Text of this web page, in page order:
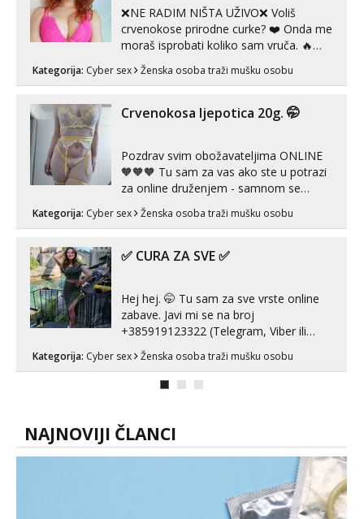
❌NE RADIM NIŠTA UŽIVO❌ Voliš
crvenokose prirodne curke? ❤️ Onda me
moraš isprobati koliko sam vruča.‎ ️‍🔥
MLADA vražica koja ima 100%
prorodne grudi, 💦 Misli su mi uvijek
U mojoj raznolikoj ponudi možeš
Kategorija: Cyber sex Ženska osoba traži mušku osobu
Crvenokosa ljepotica 20g. 🤭
Pozdrav svim obožavateljima ONLINE
🧡🧡🧡 Tu sam za vas ako ste u potrazi
za online druženjem - samnom se
možete zabaviti preko videopoziva, ili
ako vam nisam dovoljna radim i u paru i
😉 Radim i vruća tipkanja uz slike i hot
Kategorija: Cyber sex Ženska osoba traži mušku osobu
✅ CURA ZA SVE ✅
Hej hej. 🤭 Tu sam za sve vrste online
zabave. Javi mi se na broj
+385919123322 (Telegram, Viber ili
Whatsapp). 🤙 NE javljaj se na uzivo.
Hvala.
Kategorija: Cyber sex Ženska osoba traži mušku osobu
NAJNOVIJI ČLANCI